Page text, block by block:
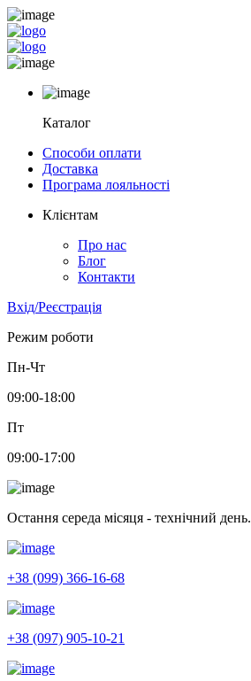
Каталог
Способи оплати
Доставка
Програма лояльності
Клієнтам
Про нас
Блог
Контакти
Вхід/Реєстрація
Режим роботи
Пн-Чт
09:00-18:00
Пт
09:00-17:00
Остання середа місяця - технічний день.
+38 (099) 366-16-68
+38 (097) 905-10-21